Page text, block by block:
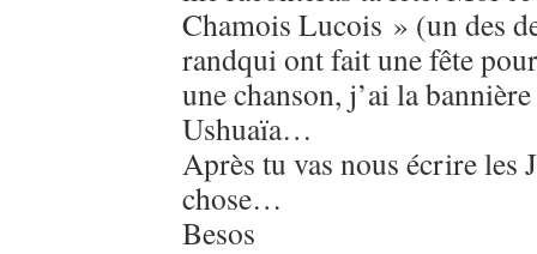
Chamois Lucois » (un des
randqui ont fait une fête
une chanson, j’ai la
Ushuaïa…
Après tu vas nous écrire les
chose…
Besos